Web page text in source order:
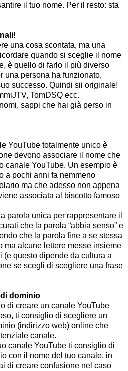
il tuo nome. Per il resto: sta
una cosa scontata, ma una
quando si sceglie il nome
è quello di farlo il più diverso
una persona ha funzionato,
successo. Quindi sii originale!
TomDSQ ecc.
sappi che hai già perso in
YouTube totalmente unico è
devono associare il nome che
canale YouTube. Un esempio è
a pochi anni fa nemmeno
ma che adesso non appena
associata al biscotto famoso
parola unica per rappresentare il
che la parola “abbia senso” e
che la parola fine a se stessa
ma alcune lettere messe insieme
(e questo dipende da cultura a
se scegli di scegliere una frase
dominio
di creare un canale YouTube
ti consiglio di scegliere un
(indirizzo web) online che
canale.
canale YouTube ti consiglio di
con il nome del tuo canale, in
di creare confusione nel caso